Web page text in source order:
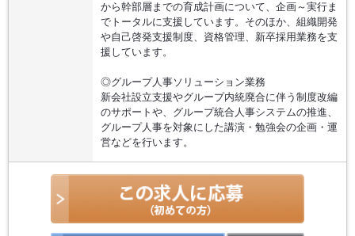
から幹部層までの育成計画について、企画～実行ま
でトータルに支援しています。そのほか、組織開発
や自己啓発支援制度、資格管理、新卒採用業務を支
援しています。
◎グループ人事ソリューション業務
新会社設立支援やグループ内統廃合に伴う制度改編
のサポートや、グループ統合人事システムの推進、
グループ人事を対象にした講演・勉強会の企画・運
営などを行います。